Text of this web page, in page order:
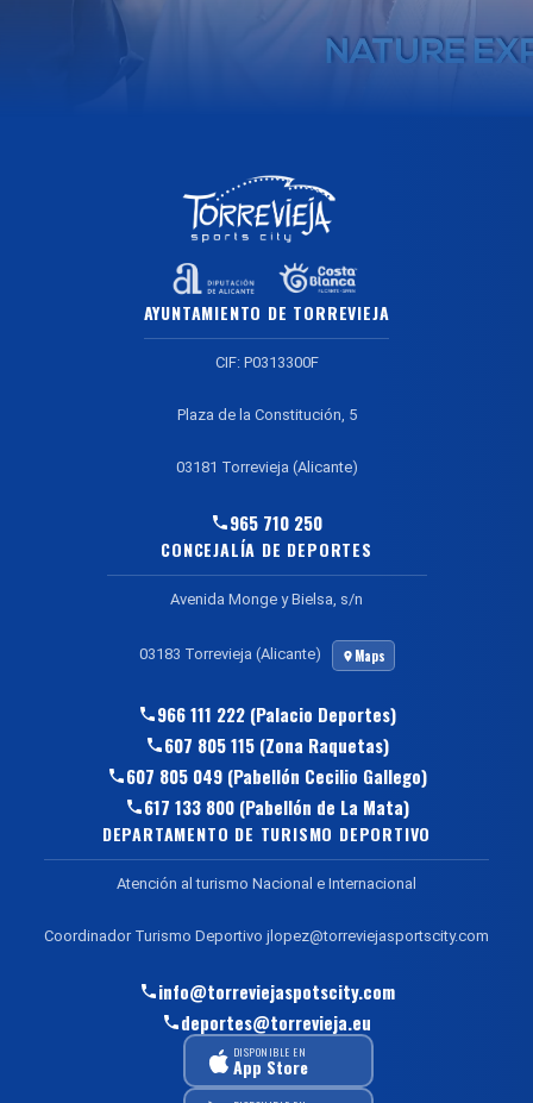
AYUNTAMIENTO DE TORREVIEJA
CIF: P0313300F
Plaza de la Constitución, 5
03181 Torrevieja (Alicante)
965 710 250
CONCEJALÍA DE DEPORTES
Avenida Monge y Bielsa, s/n
03183 Torrevieja (Alicante) Maps
966 111 222 (Palacio Deportes)
607 805 115 (Zona Raquetas)
607 805 049 (Pabellón Cecilio Gallego)
617 133 800 (Pabellón de La Mata)
DEPARTAMENTO DE TURISMO DEPORTIVO
Atención al turismo Nacional e Internacional
Coordinador Turismo Deportivo jlopez@torreviejasportscity.com
info@torreviejaspotscity.com
deportes@torrevieja.eu
DISPONIBLE EN
App Store